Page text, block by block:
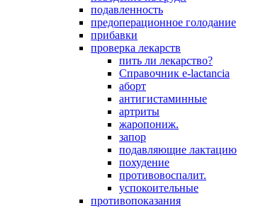
подавленность
предоперационное голодание
прибавки
проверка лекарств
пить ли лекарство?
Справочник e-lactancia
аборт
антигистаминные
артриты
жаропониж.
запор
подавляющие лактацию
похудение
противовоспалит.
успокоительные
противопоказания